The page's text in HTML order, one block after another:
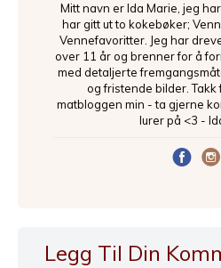
Mitt navn er Ida Marie, jeg
har gitt ut to kokebøker;
Vennefavoritter. Jeg har
over 11 år og brenner for å
med detaljerte
og fristende bilder. Takk
matbloggen min - ta gjerne
lurer på <3 -
Legg Til Din